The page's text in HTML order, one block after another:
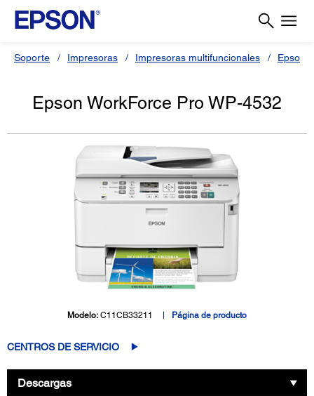
Soporte Impresoras Impresoras multifuncionales Epson
Epson WorkForce Pro WP-4532
Modelo: C11CB33211 Página de producto
CENTROS DE SERVICIO
Descargas